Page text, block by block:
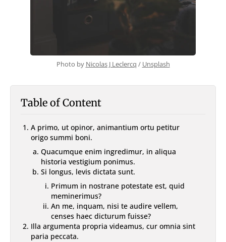
Photo by Nicolas J Leclercq / Unsplash
Table of Content
A primo, ut opinor, animantium ortu petitur
origo summi boni.
Quacumque enim ingredimur, in aliqua
historia vestigium ponimus.
Si longus, levis dictata sunt.
Primum in nostrane potestate est, quid
meminerimus?
An me, inquam, nisi te audire vellem,
censes haec dicturum fuisse?
Illa argumenta propria videamus, cur omnia sint
paria peccata.